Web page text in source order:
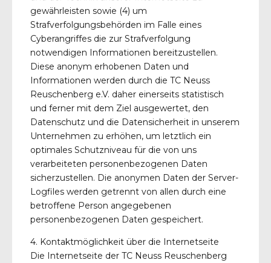
gewährleisten sowie (4) um
Strafverfolgungsbehörden im Falle eines
Cyberangriffes die zur Strafverfolgung
notwendigen Informationen bereitzustellen.
Diese anonym erhobenen Daten und
Informationen werden durch die TC Neuss
Reuschenberg e.V. daher einerseits statistisch
und ferner mit dem Ziel ausgewertet, den
Datenschutz und die Datensicherheit in unserem
Unternehmen zu erhöhen, um letztlich ein
optimales Schutzniveau für die von uns
verarbeiteten personenbezogenen Daten
sicherzustellen. Die anonymen Daten der Server-
Logfiles werden getrennt von allen durch eine
betroffene Person angegebenen
personenbezogenen Daten gespeichert.
4. Kontaktmöglichkeit über die Internetseite
Die Internetseite der TC Neuss Reuschenberg